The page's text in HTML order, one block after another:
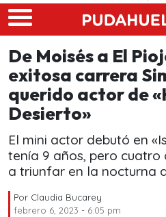
Skip to main content
De Moisés a El
exitosa carrera
querido actor de
Desierto»
El mini actor debutó en
tenía 9 años, pero cuatro
a triunfar en la nocturna
Por Claudia Bucarey
febrero 6, 2023 - 6:05 pm